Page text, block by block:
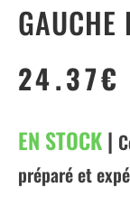
GAUCHE
24.37€
EN STOCK|
préparé et